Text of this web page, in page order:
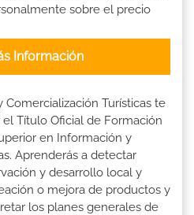
sobre el precio
Información
Comercialización Turísticas te
Título Oficial de Formación
en Información y
Aprenderás a detectar
y desarrollo local y
o mejora de productos y
los planes generales de